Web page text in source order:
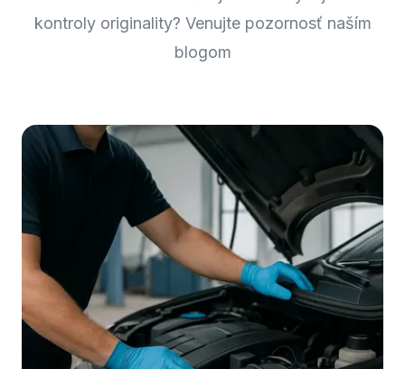
kontroly originality? Venujte pozornosť naším
blogom